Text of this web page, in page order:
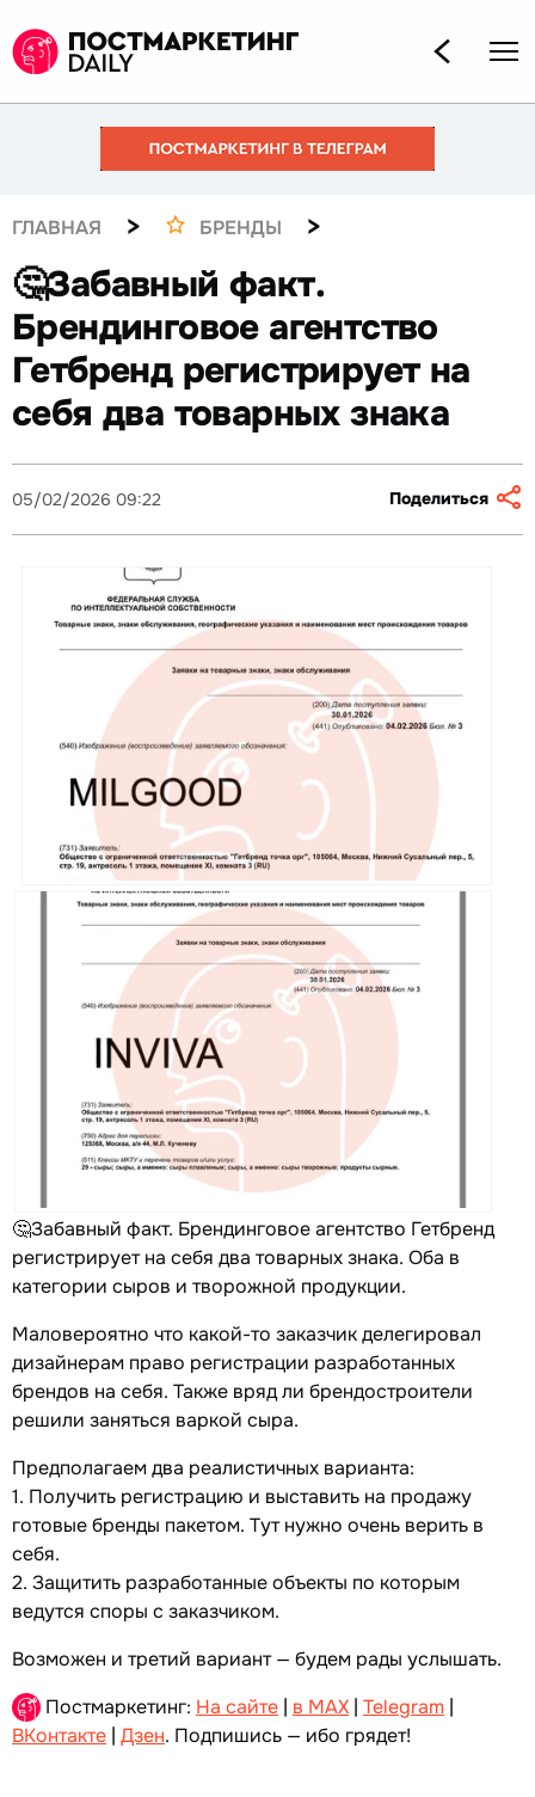
ГЛАВНАЯ > БРЕНДЫ >
🤔Забавный факт.
Брендинговое агентство
Гетбренд регистрирует на
себя два товарных знака
05/02/2026 09:22 Поделиться
🤔Забавный факт. Брендинговое агентство Гетбренд
регистрирует на себя два товарных знака. Оба в
категории сыров и творожной продукции.
Маловероятно что какой-то заказчик делегировал
дизайнерам право регистрации разработанных
брендов на себя. Также вряд ли брендостроители
решили заняться варкой сыра.
Предполагаем два реалистичных варианта:
1. Получить регистрацию и выставить на продажу
готовые бренды пакетом. Тут нужно очень верить в
себя.
2. Защитить разработанные объекты по которым
ведутся споры с заказчиком.
Возможен и третий вариант — будем рады услышать.
Постмаркетинг: На сайте | в MAX | Telegram |
ВКонтакте | Дзен. Подпишись — ибо грядет!